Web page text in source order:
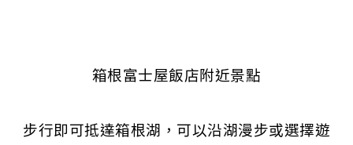
箱根富士屋飯店附近景點
步行即可抵達箱根湖，可以沿湖漫步或選擇遊